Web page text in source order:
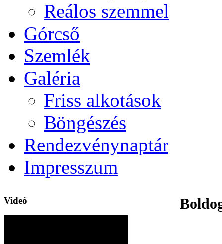
Reálos szemmel
Górcső
Szemlék
Galéria
Friss alkotások
Böngészés
Rendezvénynaptár
Impresszum
Videó